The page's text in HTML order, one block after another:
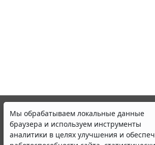
Мы обрабатываем локальные данные
браузера и используем инструменты
аналитики в целях улучшения и
© ООО "НПП "ГАРАНТ-СЕРВИС", 2026.
участниками Российской ассоциации
Все права на материалы сайта